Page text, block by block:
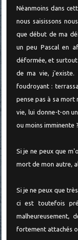
Néanmoins dans
nous saisissons
que début de ma
un peu Pascal en
déformée, et
de ma vie, j'existe.
foudroyant :
pense pas à sa mort
vie, lui donne-t-on
ou moins imminente ?
Si je ne peux que
mort de mon autre,
Si je ne peux que
ci est toutefois
malheureusement,
fortement attachés